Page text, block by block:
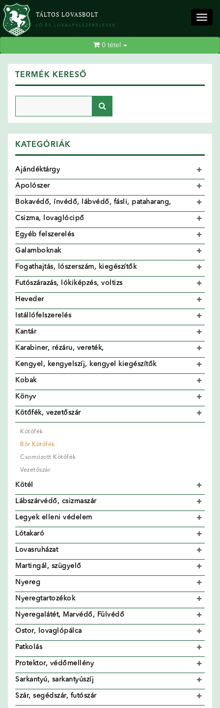
TÁLTOS LOVASBOLT
LÓ ÉS LOVASFELSZERELÉSEK
0tétel
TERMÉK KERESŐ
KATEGÓRIÁK
Ajándéktárgy
Ápolószer
Bokavédő, ínvédő, lábvédő, fásli, pataharang,
Csizma, lovaglócipő
Egyéb felszerelés
Galamboknak
Fogathajtás, lószerszám, kiegészítők
Futószárazás, lókiképzés, voltizs
Heveder
Istállófelszerelés
Kantár
Karabiner, rézáru, vereték,
Kengyel, kengyelszíj, kengyel kiegészítők
Kobak
Könyv
Kötőfék, vezetőszár
Kötőfék
Bőr Kötőfék
Csomózott Kötőfék
Vezetőszár
Kötél
Lábszárvédő, csizmaszár
Legyek elleni védelem
Lótakaró
Lovasruházat
Martingál, szügyelő
Nyereg
Nyeregtartozékok
Nyeregalátét, Marvédő, Fülvédő
Ostor, lovaglópálca
Patkolás
Protektor, védőmellény
Sarkantyú, sarkantyúszíj
Szár, segédszár, futószár